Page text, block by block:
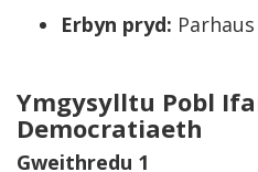
Erbyn pryd:
Ymgysylltu Pobl
Democratiaeth
Gweithredu 1